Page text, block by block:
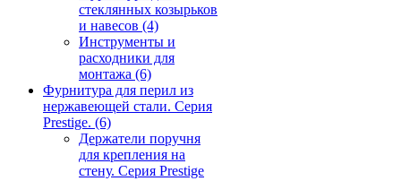
стеклянных козырьков
и навесов (4)
Инструменты и
расходники для
монтажа (6)
Фурнитура для перил из
нержавеющей стали. Серия
Prestige. (6)
Держатели поручня
для крепления на
стену. Серия Prestige